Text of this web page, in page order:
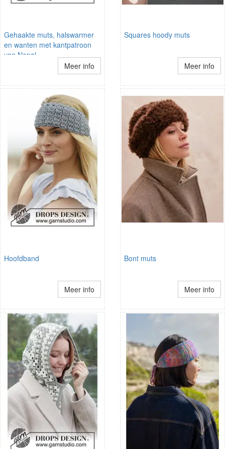
Gehaakte muts, halswarmer
en wanten met kantpatroon
van Nepal
Meer info
Squares hoody muts
Meer info
Hoofdband
Meer info
Bont muts
Meer info